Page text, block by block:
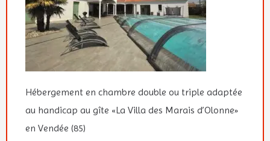
Hébergement en chambre double ou triple adaptée
au handicap au gîte «La Villa des Marais d’Olonne»
en Vendée (85)